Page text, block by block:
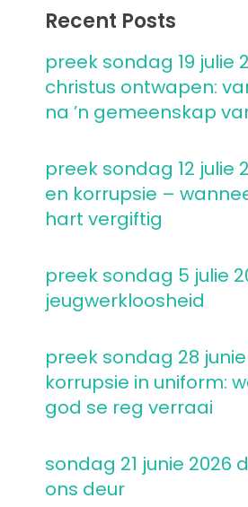
Recent Posts
preek sondag 19 julie
christus ontwapen:
na ’n gemeenskap
preek sondag 12 julie
en korrupsie –
hart vergiftig
preek sondag 5 julie
jeugwerkloosheid
preek sondag 28
korrupsie in uniform:
god se reg verraai
sondag 21 junie 2026
ons deur